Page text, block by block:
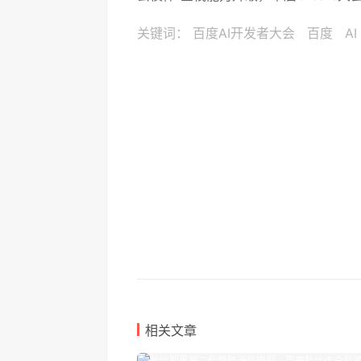
关键词： 百度AI开发者大会 百度 AI
相关文章